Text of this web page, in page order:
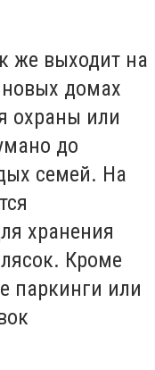
же выходит на
новых домах
охраны или
до
семей. На
хранения
Кроме
паркинги или